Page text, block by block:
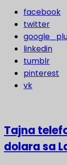
facebook
twitter
linkedin
tumblr
pinterest
vk
Tajna
dolara sa